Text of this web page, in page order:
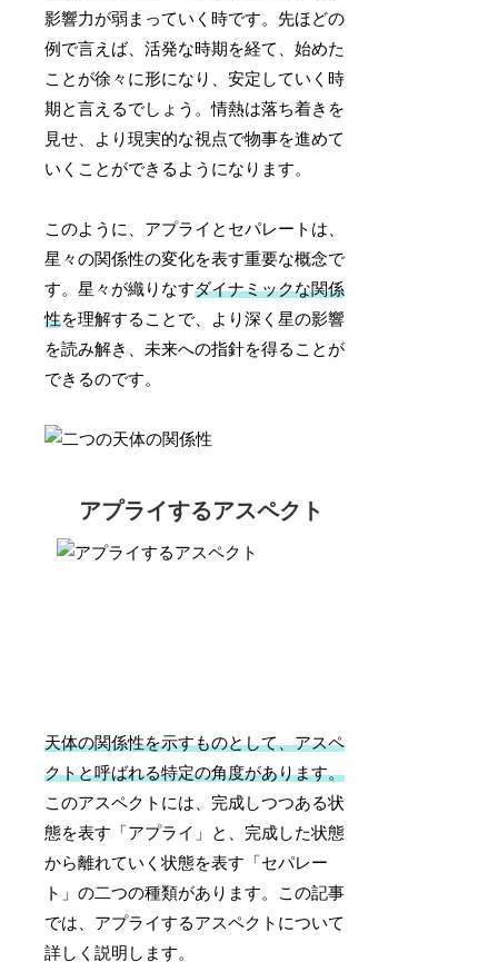
影響力が弱まっていく時です。先ほどの
例で言えば、活発な時期を経て、始めた
ことが徐々に形になり、安定していく時
期と言えるでしょう。情熱は落ち着きを
見せ、より現実的な視点で物事を進めて
いくことができるようになります。
このように、アプライとセパレートは、
星々の関係性の変化を表す重要な概念で
す。星々が織りなすダイナミックな関係
性を理解することで、より深く星の影響
を読み解き、未来への指針を得ることが
できるのです。
アプライするアスペクト
天体の関係性を示すものとして、アスペ
クトと呼ばれる特定の角度があります。
このアスペクトには、完成しつつある状
態を表す「アプライ」と、完成した状態
から離れていく状態を表す「セパレー
ト」の二つの種類があります。この記事
では、アプライするアスペクトについて
詳しく説明します。